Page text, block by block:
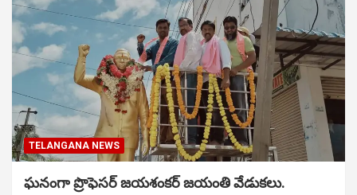
TELANGANA NEWS
ఘనంగా ప్రొఫెసర్ జయశంకర్ జయంతి వేడుకలు.